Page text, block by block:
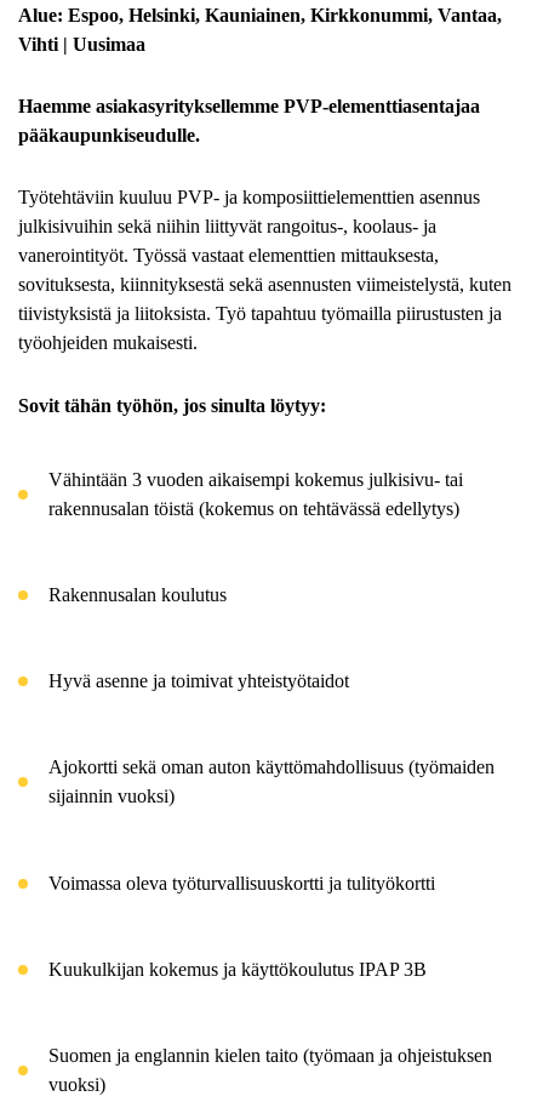
Alue: Espoo, Helsinki, Kauniainen, Kirkkonummi, Vantaa,
Vihti | Uusimaa
Haemme asiakasyrityksellemme PVP-elementtiasentajaa
pääkaupunkiseudulle.
Työtehtäviin kuuluu PVP- ja komposiittielementtien asennus
julkisivuihin sekä niihin liittyvät rangoitus-, koolaus- ja
vanerointityöt. Työssä vastaat elementtien mittauksesta,
sovituksesta, kiinnityksestä sekä asennusten viimeistelystä, kuten
tiivistyksistä ja liitoksista. Työ tapahtuu työmailla piirustusten ja
työohjeiden mukaisesti.
Sovit tähän työhön, jos sinulta löytyy:
Vähintään 3 vuoden aikaisempi kokemus julkisivu- tai
rakennusalan töistä (kokemus on tehtävässä edellytys)
Rakennusalan koulutus
Hyvä asenne ja toimivat yhteistyötaidot
Ajokortti sekä oman auton käyttömahdollisuus (työmaiden
sijainnin vuoksi)
Voimassa oleva työturvallisuuskortti ja tulityökortti
Kuukulkijan kokemus ja käyttökoulutus IPAP 3B
Suomen ja englannin kielen taito (työmaan ja ohjeistuksen
vuoksi)